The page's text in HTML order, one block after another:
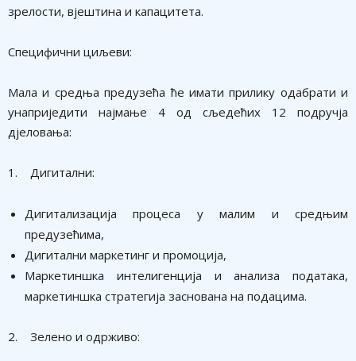
зрелости, вјештина и капацитета.
Специфични циљеви:
Мала и средња предузећа ће имати прилику одабрати и
унаприједити најмање 4 од сљедећих 12 подручја
дјеловања:
1. Дигитални:
Дигитализација процеса у малим и средњим
предузећима,
Дигитални маркетинг и промоција,
Маркетиншка интелигенција и анализа података,
маркетиншка стратегија заснована на подацима.
2. Зелено и одрживо: